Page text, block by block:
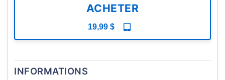
ACHETER
19,99 $
INFORMATIONS